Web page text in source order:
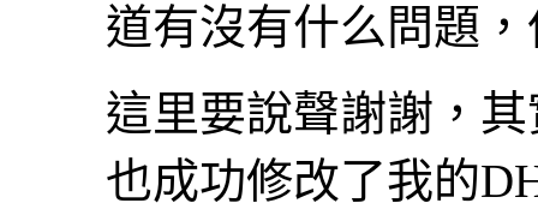
道有沒有什么問題
這里要說聲謝謝，
也成功修改了我的